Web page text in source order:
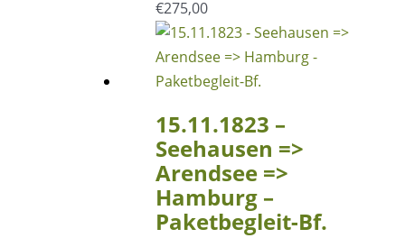
€275,00
15.11.1823 –
Seehausen =>
Arendsee =>
Hamburg –
Paketbegleit-Bf.